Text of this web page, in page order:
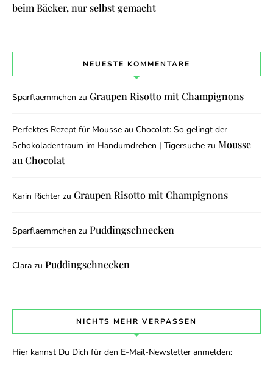
beim Bäcker, nur selbst gemacht
NEUESTE KOMMENTARE
Sparflaemmchen zu Graupen Risotto mit Champignons
Perfektes Rezept für Mousse au Chocolat: So gelingt der
Schokoladentraum im Handumdrehen | Tigersuche zu Mousse
au Chocolat
Karin Richter zu Graupen Risotto mit Champignons
Sparflaemmchen zu Puddingschnecken
Clara zu Puddingschnecken
NICHTS MEHR VERPASSEN
Hier kannst Du Dich für den E-Mail-Newsletter anmelden: